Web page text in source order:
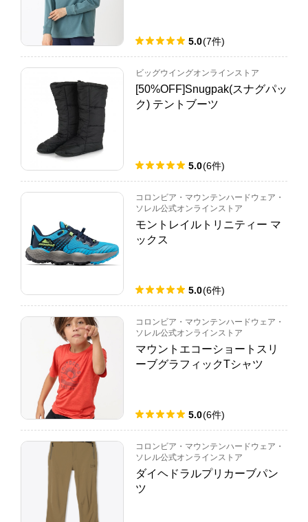
5.0(7件)
ビッグウイングオンラインストア
[50%OFF]Snugpak(スナグパッ
ク) テントブーツ
5.0(6件)
コロンビア・マウンテンハードウェア・
ソレル公式オンラインストア
モントレイルトリニティー マ
ックス
5.0(6件)
コロンビア・マウンテンハードウェア・
ソレル公式オンラインストア
マウントエコーショートスリ
ーブグラフィックTシャツ
5.0(6件)
コロンビア・マウンテンハードウェア・
ソレル公式オンラインストア
ダイヘドラルプリカーブパン
ツ